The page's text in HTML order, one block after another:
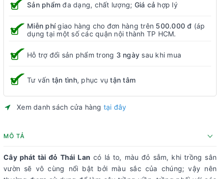
Sản phẩm đa dạng, chất lượng; Giá cả hợp lý
Miễn phígiao hàng cho đơn hàng trên 500.000 đ (áp
dụng tại một số các quận nội thành TP HCM.
Hỗ trợ đổi sản phẩm trong 3 ngày sau khi mua
Tư vấn tận tình, phục vụtận tâm
Xem danh sách cửa hàng tại đây
MÔ TẢ
Cây phát tài đỏ Thái Lan có lá to, màu đỏ sẫm, khi trồng sân
vườn sẽ vô cùng nổi bật bởi màu sắc của chúng; vậy nên